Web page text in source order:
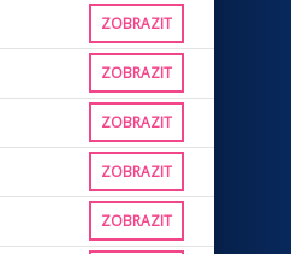
ZOBRAZIT
ZOBRAZIT
ZOBRAZIT
ZOBRAZIT
ZOBRAZIT